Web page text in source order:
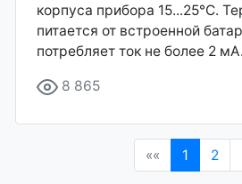
корпуса прибора 15...25°С.
питается от встроенной
потребляет ток не более 2 мА.
8 865
«« 1 2